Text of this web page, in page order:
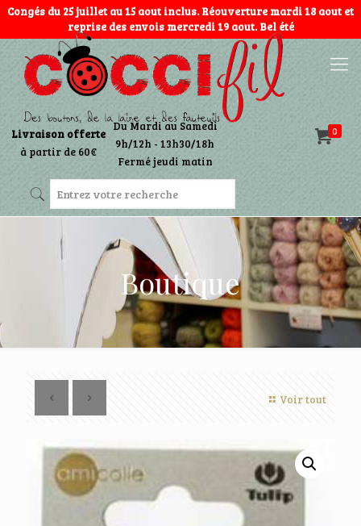
Congés du 25 juillet au 15 aout inclus. Réouverture mardi 18 aout et
reprise des envois mercredi 19 aout. Bel été
0
Livraison offerte
à partir de 60€
Du Mardi au Samedi
9h/12h - 13h30/18h
Fermé jeudi matin
Boutique
Voir tout